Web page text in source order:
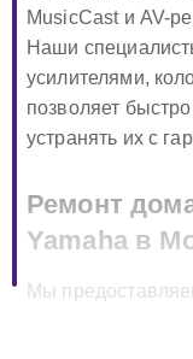
MusicCast и AV-
Наши
усилителями,
позволяет
устранять их с
Ремонт
Yamaha в
Мы